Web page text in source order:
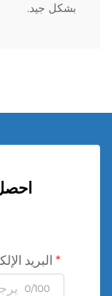
بشكل جيد.
البريد
0/100